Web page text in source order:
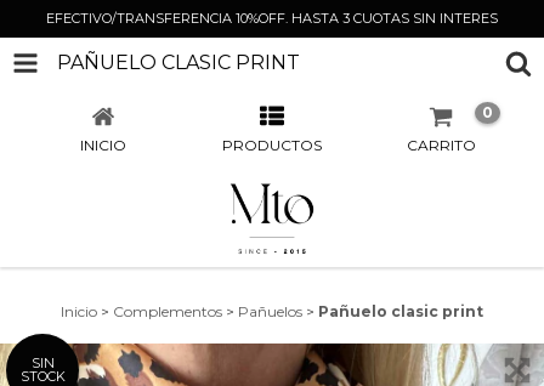
EFECTIVO/TRANSFERENCIA 10%OFF. HASTA 3 CUOTAS SIN INTERES
PAÑUELO CLASIC PRINT
INICIO PRODUCTOS CARRITO
0
Inicio > Complementos > Pañuelos > Pañuelo clasic print
SIN
STOCK